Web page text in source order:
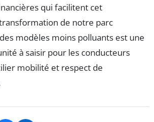
qui facilitent cet
de notre parc
modèles moins polluants est une
à saisir pour les conducteurs
mobilité et respect de